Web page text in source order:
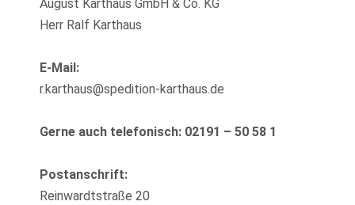
August Karthaus GmbH & Co. KG
Herr Ralf Karthaus
E-Mail:
r.karthaus@spedition-karthaus.de
Gerne auch telefonisch: 02191 – 50 58 1
Postanschrift:
Reinwardtstraße 20